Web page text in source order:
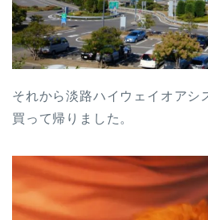
それから淡路ハイウェイオアシ
買って帰りました。